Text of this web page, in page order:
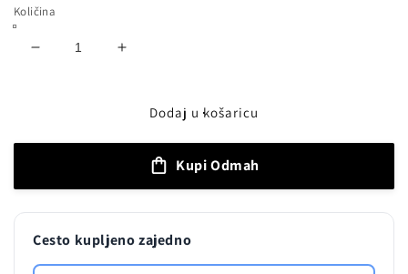
Količina
Smanji
Povećaj
SUPER
Dodaj u košaricu
Kupi Odmah
Cesto kupljeno zajedno